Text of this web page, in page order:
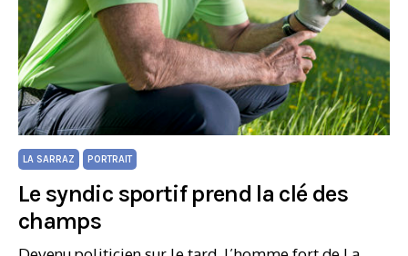
LA SARRAZ PORTRAIT
Le syndic sportif prend la clé des
champs